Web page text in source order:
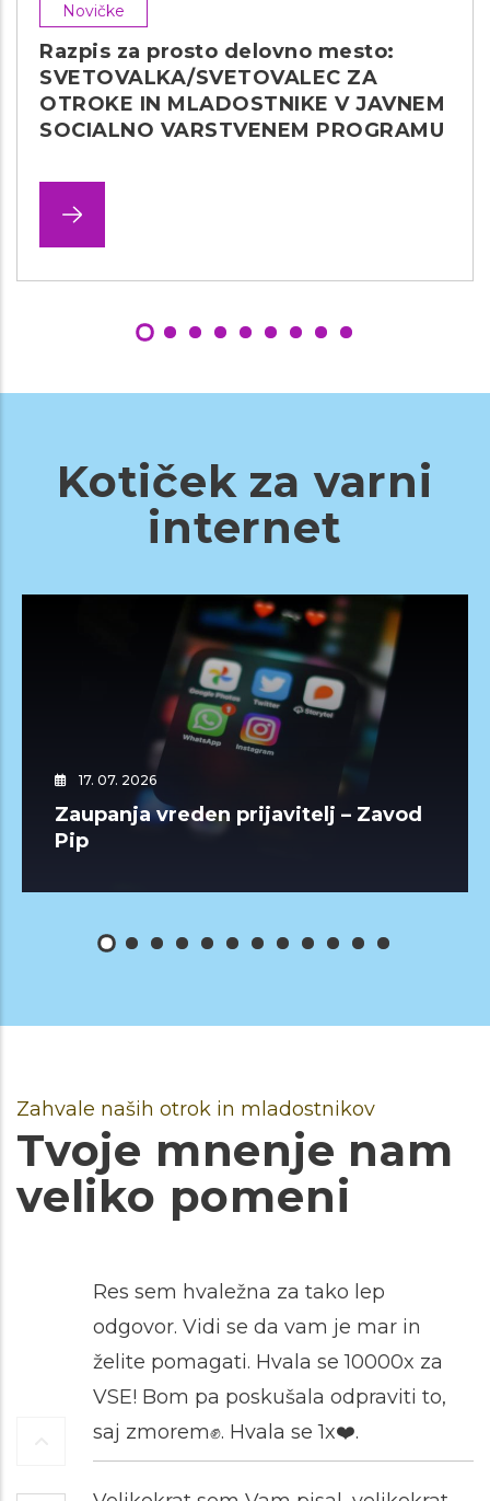
Novičke
Razpis za prosto delovno mesto:
SVETOVALKA/SVETOVALEC ZA
OTROKE IN MLADOSTNIKE V JAVNEM
SOCIALNO VARSTVENEM PROGRAMU
Kotiček za varni
internet
17. 07. 2026
Zaupanja vreden prijavitelj – Zavod
Pip
Zahvale naših otrok in mladostnikov
Tvoje mnenje nam
veliko pomeni
Res sem hvaležna za tako lep
odgovor. Vidi se da vam je mar in
želite pomagati. Hvala se 10000x za
VSE! Bom pa poskušala odpraviti to,
saj zmorem✊️. Hvala se 1x❤️.